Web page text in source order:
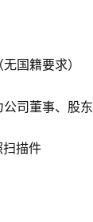
国籍要求）
司董事、股东
扫描件